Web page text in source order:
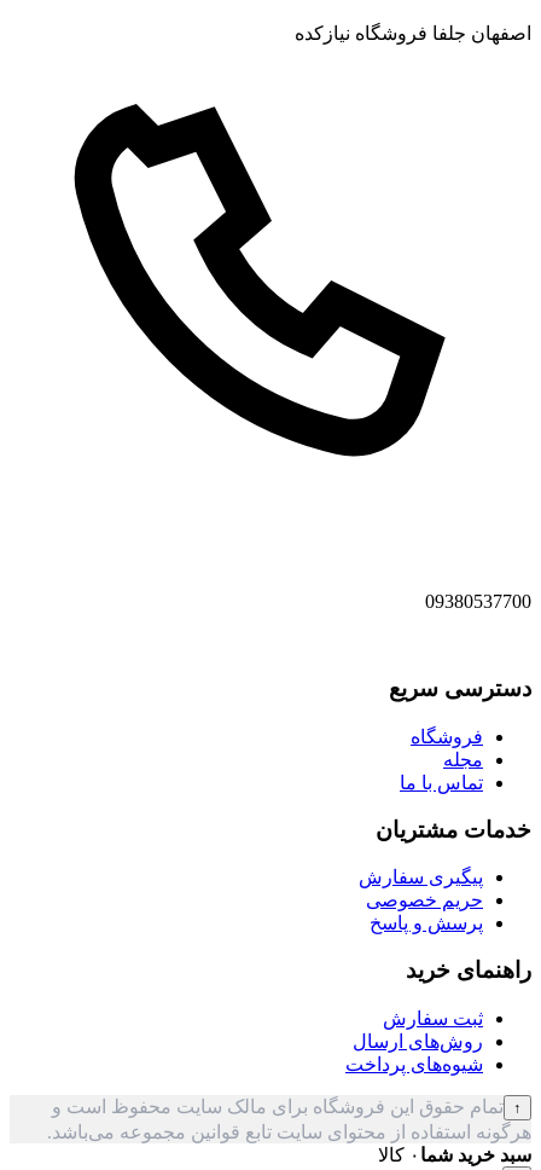
اصفهان جلفا فروشگاه نیازکده
09380537700
دسترسی سریع
فروشگاه
مجله
تماس با ما
خدمات مشتریان
پیگیری سفارش
حریم خصوصی
پرسش و پاسخ
راهنمای خرید
ثبت سفارش
روش‌های ارسال
شیوه‌های پرداخت
↑ تمام حقوق این فروشگاه برای مالک سایت محفوظ است و
هرگونه استفاده از محتوای سایت تابع قوانین مجموعه می‌باشد.
سبد خرید شما ۰ کالا